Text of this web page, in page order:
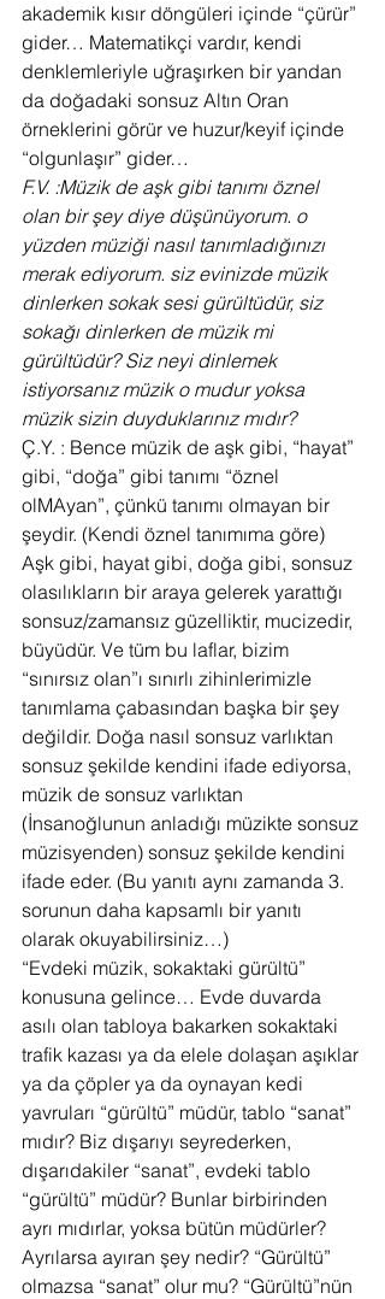
akademik kısır döngüleri içinde “çürür”
gider… Matematikçi vardır, kendi
denklemleriyle uğraşırken bir yandan
da doğadaki sonsuz Altın Oran
örneklerini görür ve huzur/keyif içinde
“olgunlaşır” gider…
F.V. :Müzik de aşk gibi tanımı öznel
olan bir şey diye düşünüyorum. o
yüzden müziği nasıl tanımladığınızı
merak ediyorum. siz evinizde müzik
dinlerken sokak sesi gürültüdür, siz
sokağı dinlerken de müzik mi
gürültüdür? Siz neyi dinlemek
istiyorsanız müzik o mudur yoksa
müzik sizin duyduklarınız mıdır?
Ç.Y. : Bence müzik de aşk gibi, “hayat”
gibi, “doğa” gibi tanımı “öznel
olMAyan”, çünkü tanımı olmayan bir
şeydir. (Kendi öznel tanımıma göre)
Aşk gibi, hayat gibi, doğa gibi, sonsuz
olasılıkların bir araya gelerek yarattığı
sonsuz/zamansız güzelliktir, mucizedir,
büyüdür. Ve tüm bu laflar, bizim
“sınırsız olan”ı sınırlı zihinlerimizle
tanımlama çabasından başka bir şey
değildir. Doğa nasıl sonsuz varlıktan
sonsuz şekilde kendini ifade ediyorsa,
müzik de sonsuz varlıktan
(İnsanoğlunun anladığı müzikte sonsuz
müzisyenden) sonsuz şekilde kendini
ifade eder. (Bu yanıtı aynı zamanda 3.
sorunun daha kapsamlı bir yanıtı
olarak okuyabilirsiniz…)
“Evdeki müzik, sokaktaki gürültü”
konusuna gelince… Evde duvarda
asılı olan tabloya bakarken sokaktaki
trafik kazası ya da elele dolaşan aşıklar
ya da çöpler ya da oynayan kedi
yavruları “gürültü” müdür, tablo “sanat”
mıdır? Biz dışarıyı seyrederken,
dışarıdakiler “sanat”, evdeki tablo
“gürültü” müdür? Bunlar birbirinden
ayrı mıdırlar, yoksa bütün müdürler?
Ayrılarsa ayıran şey nedir? “Gürültü”
olmazsa “sanat” olur mu? “Gürültü”nün